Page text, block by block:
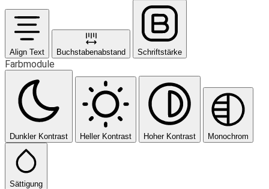
Align Text Buchstabenabstand Schriftstärke
Farbmodule
Dunkler Kontrast Heller Kontrast Hoher Kontrast Monochrom
Sättigung